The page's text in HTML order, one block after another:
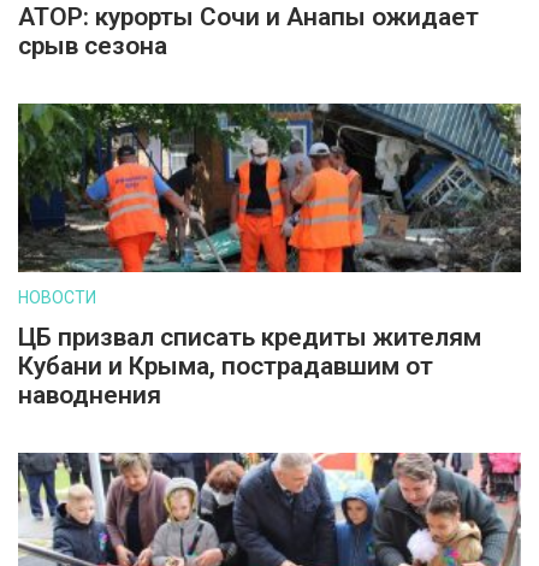
АТОР: курорты Сочи и Анапы ожидает
срыв сезона
НОВОСТИ
ЦБ призвал списать кредиты жителям
Кубани и Крыма, пострадавшим от
наводнения